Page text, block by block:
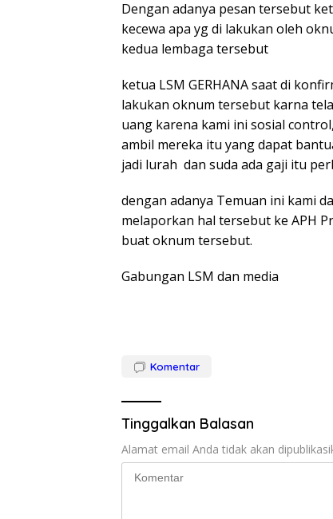
Dengan adanya pesan tersebut
kecewa apa yg di lakukan oleh
kedua lembaga tersebut
ketua LSM GERHANA saat di
lakukan oknum tersebut karna
uang karena kami ini sosial
ambil mereka itu yang dapat
jadi lurah dan suda ada gaji itu
dengan adanya Temuan ini kami
melaporkan hal tersebut ke APH
buat oknum tersebut.
Gabungan LSM dan media
Komentar
Tinggalkan Balasan
Alamat email Anda tidak akan